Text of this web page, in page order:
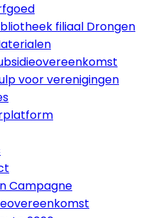
filiaal Drongen
voor verenigingen
Campagne